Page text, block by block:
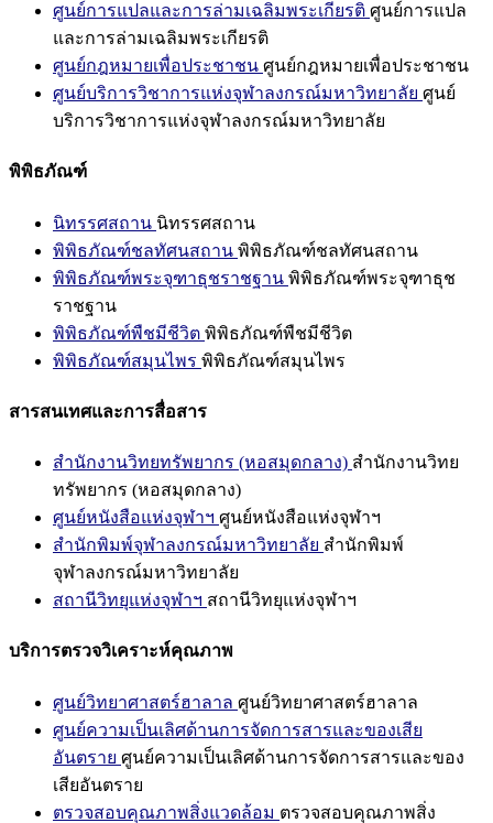
ศูนย์การแปลและการล่ามเฉลิมพระเกียรติ ศูนย์การแปล
และการล่ามเฉลิมพระเกียรติ
ศูนย์กฎหมายเพื่อประชาชน ศูนย์กฎหมายเพื่อประชาชน
ศูนย์บริการวิชาการแห่งจุฬาลงกรณ์มหาวิทยาลัย ศูนย์
บริการวิชาการแห่งจุฬาลงกรณ์มหาวิทยาลัย
พิพิธภัณฑ์
นิทรรศสถาน นิทรรศสถาน
พิพิธภัณฑ์ชลทัศนสถาน พิพิธภัณฑ์ชลทัศนสถาน
พิพิธภัณฑ์พระจุฑาธุชราชฐาน พิพิธภัณฑ์พระจุฑาธุช
ราชฐาน
พิพิธภัณฑ์พืชมีชีวิต พิพิธภัณฑ์พืชมีชีวิต
พิพิธภัณฑ์สมุนไพร พิพิธภัณฑ์สมุนไพร
สารสนเทศและการสื่อสาร
สำนักงานวิทยทรัพยากร (หอสมุดกลาง) สำนักงานวิทย
ทรัพยากร (หอสมุดกลาง)
ศูนย์หนังสือแห่งจุฬาฯ ศูนย์หนังสือแห่งจุฬาฯ
สำนักพิมพ์จุฬาลงกรณ์มหาวิทยาลัย สำนักพิมพ์
จุฬาลงกรณ์มหาวิทยาลัย
สถานีวิทยุแห่งจุฬาฯ สถานีวิทยุแห่งจุฬาฯ
บริการตรวจวิเคราะห์คุณภาพ
ศูนย์วิทยาศาสตร์ฮาลาล ศูนย์วิทยาศาสตร์ฮาลาล
ศูนย์ความเป็นเลิศด้านการจัดการสารและของเสีย
อันตราย ศูนย์ความเป็นเลิศด้านการจัดการสารและของ
เสียอันตราย
ตรวจสอบคุณภาพสิ่งแวดล้อม ตรวจสอบคุณภาพสิ่ง